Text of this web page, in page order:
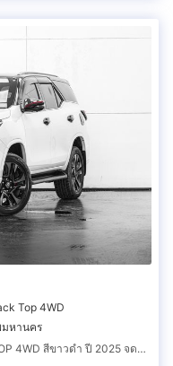
Top 4WD
มหานคร
Toyota Fortuner 2.8 GR SPORT BLACK TOP 4WD สีขาวดำ ปี 2025 จดทะเบียน 2026 (รหัส 118V52)